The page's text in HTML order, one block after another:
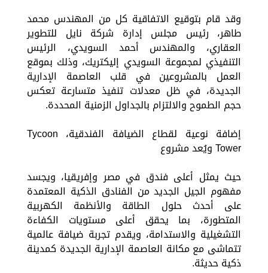
وقد قام بتوقيع الاتفاقية كل من المهندس محمد
طاهر، رئيس مجلس إدارة شركة نايل للتطوير
العقاري، والمهندس أحمد السويدي، الرئيس
التنفيذي لمجموعة السويدي إليكتريك، وذلك بموقع
العمل بالمشروعين في قلب العاصمة الإدارية
الجديدة، في ظل معدلات تنفيذ متسارعة تعكس
حجم الطموح والالتزام بالجداول الزمنية المحددة.
إضافة نوعية لقطاع الضيافة الفندقية، Tycoon
Tower ويُعد مشروع
حيث يمثل أعلى فندق في مصر وإفريقيا، ويجسد
مفهوم الجيل الجديد من الفنادق الذكية المعتمدة
على أحدث حلول الطاقة والأنظمة الكهربية
المتطورة، بما يحقق أعلى مستويات الكفاءة
التشغيلية والاستدامة، ويقدم تجربة ضيافة عالمية
تتماشى مع مكانة العاصمة الإدارية الجديدة كمدينة
ذكية حديثة.